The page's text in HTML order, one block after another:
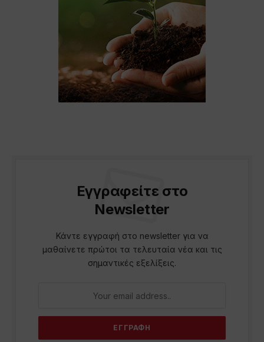
Εγγραφείτε στο
Newsletter
Κάντε εγγραφή στο newsletter για να
μαθαίνετε πρώτοι τα τελευταία νέα και τις
σημαντικές εξελίξεις.